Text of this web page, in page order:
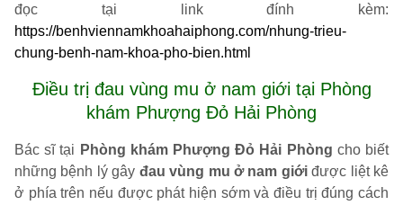
đọc tại link đính kèm:
https://benhviennamkhoahaiphong.com/nhung-trieu-
chung-benh-nam-khoa-pho-bien.html
Điều trị đau vùng mu ở nam giới tại Phòng
khám Phượng Đỏ Hải Phòng
Bác sĩ tại Phòng khám Phượng Đỏ Hải Phòng cho biết
những bệnh lý gây đau vùng mu ở nam giớiđược liệt kê
ở phía trên nếu được phát hiện sớm và điều trị đúng cách